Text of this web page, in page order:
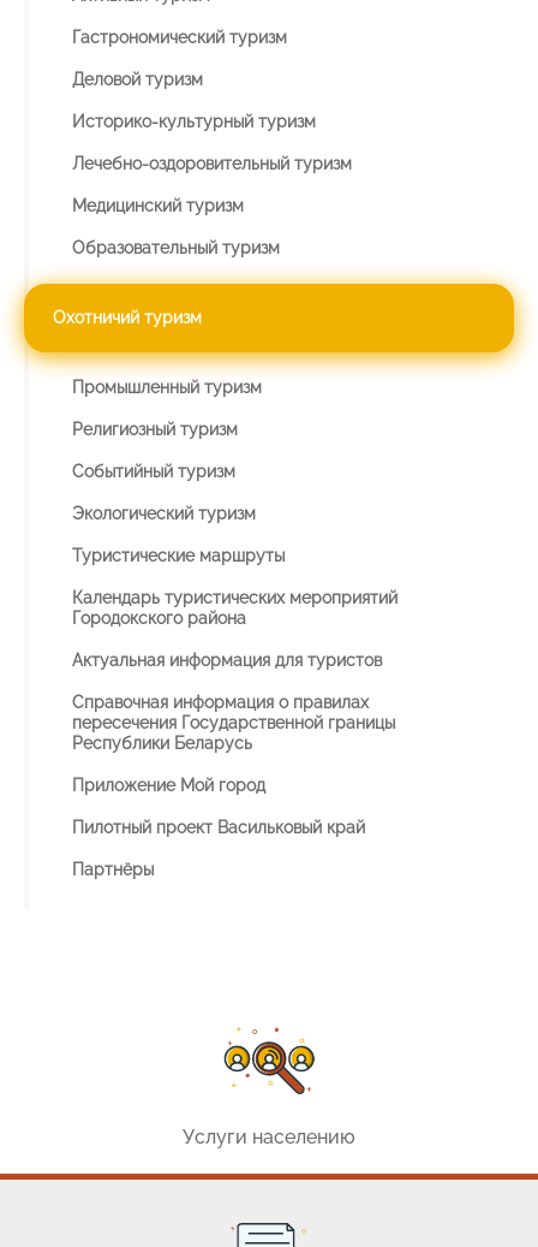
Гастрономический туризм
Деловой туризм
Историко-культурный туризм
Лечебно-оздоровительный туризм
Медицинский туризм
Образовательный туризм
Охотничий туризм
Промышленный туризм
Религиозный туризм
Событийный туризм
Экологический туризм
Туристические маршруты
Календарь туристических мероприятий
Городокского района
Актуальная информация для туристов
Справочная информация о правилах
пересечения Государственной границы
Республики Беларусь
Приложение Мой город
Пилотный проект Васильковый край
Партнёры
Услуги населению